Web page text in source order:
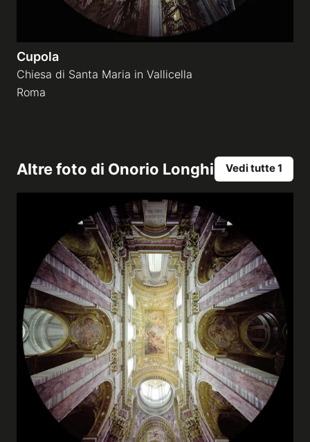
Cupola
Chiesa di Santa Maria in Vallicella
Roma
Altre foto di Onorio Longhi Vedi tutte 1